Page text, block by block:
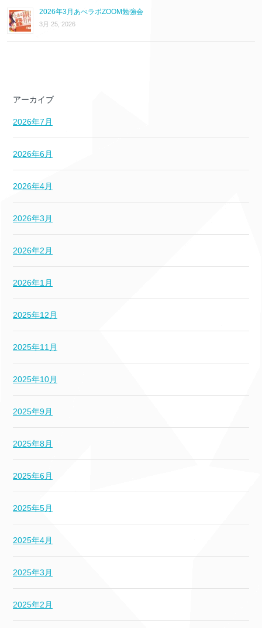
2026年3月あべラボZOOM勉強会
3月 25, 2026
アーカイブ
2026年7月
2026年6月
2026年4月
2026年3月
2026年2月
2026年1月
2025年12月
2025年11月
2025年10月
2025年9月
2025年8月
2025年6月
2025年5月
2025年4月
2025年3月
2025年2月